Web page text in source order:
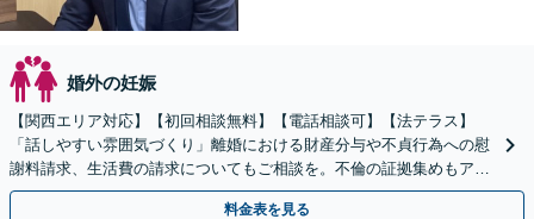
婚外の妊娠
【関西エリア対応】【初回相談無料】【電話相談可】【法テラス】
「話しやすい雰囲気づくり」離婚における財産分与や不貞行為への慰
謝料請求、生活費の請求についてもご相談を。不倫の証拠集めもアド
バイス可【夜間・休日面談】
料金表を見る